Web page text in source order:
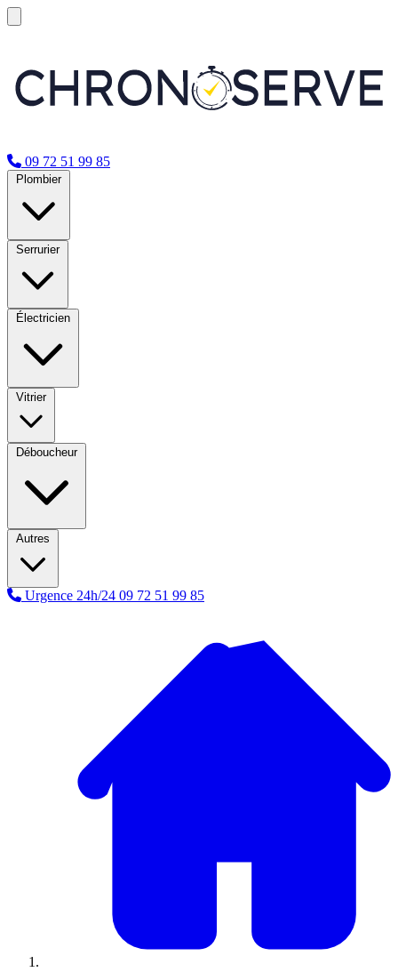
09 72 51 99 85
Plombier
Serrurier
Électricien
Vitrier
Déboucheur
Autres
Urgence 24h/24 09 72 51 99 85